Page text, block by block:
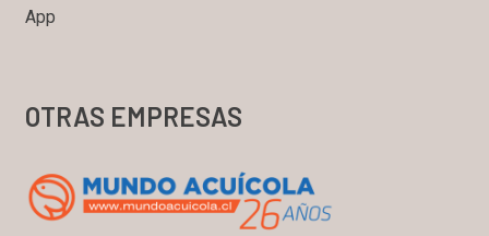
App
OTRAS EMPRESAS